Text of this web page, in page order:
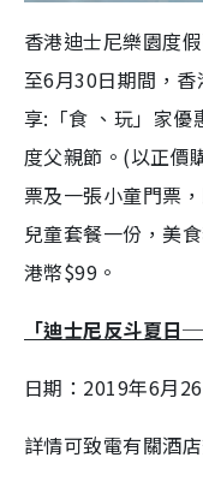
香港迪士尼樂園度
至6月30日期間，
享:「食 、玩」家優
度父親節。(以正價
票及一張小童門票
兒童套餐一份，美
港幣$99。
「迪士尼反斗夏日
日期：2019年6月
詳情可致電有關酒